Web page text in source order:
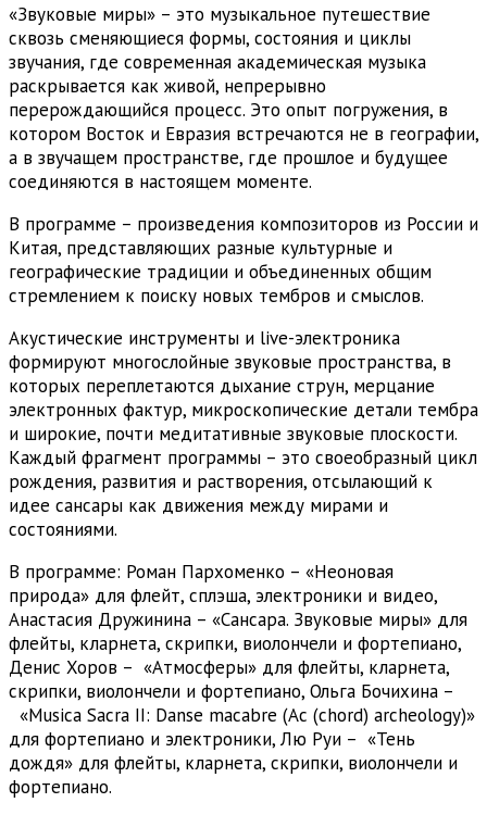
«Звуковые миры» – это музыкальное путешествие
сквозь сменяющиеся формы, состояния и циклы
звучания, где современная академическая музыка
раскрывается как живой, непрерывно
перерождающийся процесс. Это опыт погружения, в
котором Восток и Евразия встречаются не в географии,
а в звучащем пространстве, где прошлое и будущее
соединяются в настоящем моменте.
В программе – произведения композиторов из России и
Китая, представляющих разные культурные и
географические традиции и объединенных общим
стремлением к поиску новых тембров и смыслов.
Акустические инструменты и live-электроника
формируют многослойные звуковые пространства, в
которых переплетаются дыхание струн, мерцание
электронных фактур, микроскопические детали тембра
и широкие, почти медитативные звуковые плоскости.
Каждый фрагмент программы – это своеобразный цикл
рождения, развития и растворения, отсылающий к
идее сансары как движения между мирами и
состояниями.
В программе: Роман Пархоменко – «Неоновая
природа» для флейт, сплэша, электроники и видео,
Анастасия Дружинина – «Сансара. Звуковые миры» для
флейты, кларнета, скрипки, виолончели и фортепиано,
Денис Хоров – «Атмосферы» для флейты, кларнета,
скрипки, виолончели и фортепиано, Ольга Бочихина –
«Musica Sacra II: Danse macabre (Ac (chord) archeology)»
для фортепиано и электроники, Лю Руи – «Тень
дождя» для флейты, кларнета, скрипки, виолончели и
фортепиано.